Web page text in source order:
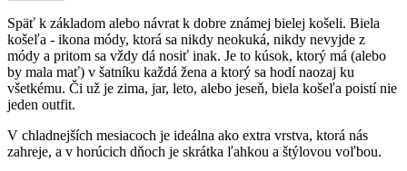
Späť k základom alebo návrat k dobre známej bielej košeli. Biela
košeľa - ikona módy, ktorá sa nikdy neokuká, nikdy nevyjde z
módy a pritom sa vždy dá nosiť inak. Je to kúsok, ktorý má (alebo
by mala mať) v šatníku každá žena a ktorý sa hodí naozaj ku
všetkému. Či už je zima, jar, leto, alebo jeseň, biela košeľa poistí nie
jeden outfit.
V chladnejších mesiacoch je ideálna ako extra vrstva, ktorá nás
zahreje, a v horúcich dňoch je skrátka ľahkou a štýlovou voľbou.